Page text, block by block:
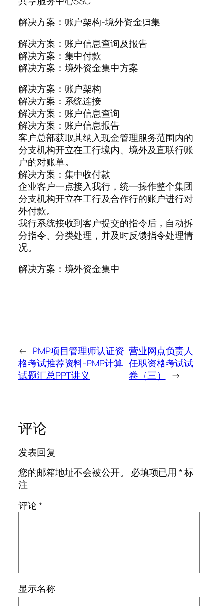
解决方案：账户架构-境外资金归集
解决方案：账户信息查询及报告
解决方案：集中付款
解决方案：境外资金集中方案
解决方案：账户架构
解决方案：系统连接
解决方案：账户信息查询
解决方案：账户信息报告
客户总部获取其纳入现金管理服务范围内的
分支机构开立在工行境内、境外及直联行账
户的对账单。
解决方案：集中收付款
企业客户一点接入我行，统一操作整个集团
分支机构开立在工行及合作行的账户进行对
外付款。
我行系统接收到客户提交的指令后，自动拆
分指令、分类处理，并及时反馈指令处理情
况。
解决方案：境外资金集中
← PMP项目管理师认证资
格考试推荐资料-PMP计算
试题汇总PPT讲义
营业网点负责人
任职资格考试试
卷（三）
→
评论
发表回复
您的邮箱地址不会被公开。
必填项已用*标
注
评论*
显示名称